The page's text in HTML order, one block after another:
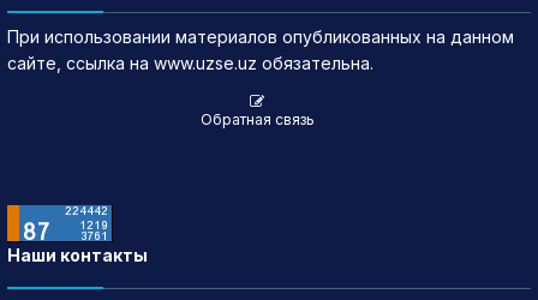
При использовании материалов опубликованных на данном
сайте, ссылка на www.uzse.uz обязательна.
Обратная связь
Наши контакты